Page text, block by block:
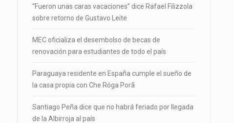
“Fueron unas caras vacaciones” dice Rafael Filizzola
sobre retorno de Gustavo Leite
MEC oficializa el desembolso de becas de
renovación para estudiantes de todo el país
Paraguaya residente en España cumple el sueño de
la casa propia con Che Róga Porã
Santiago Peña dice que no habrá feriado por llegada
de la Albirroja al país